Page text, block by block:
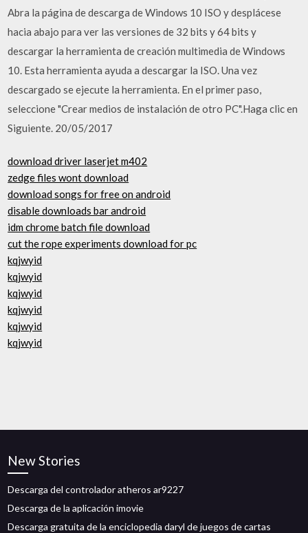
Abra la página de descarga de Windows 10 ISO y desplácese
hacia abajo para ver las versiones de 32 bits y 64 bits y
descargar la herramienta de creación multimedia de Windows
10. Esta herramienta ayuda a descargar la ISO. Una vez
descargado se ejecute la herramienta. En el primer paso,
seleccione "Crear medios de instalación de otro PC".Haga clic en
Siguiente. 20/05/2017
download driver laserjet m402
zedge files wont download
download songs for free on android
disable downloads bar android
idm chrome batch file download
cut the rope experiments download for pc
kqjwyid
kqjwyid
kqjwyid
kqjwyid
kqjwyid
kqjwyid
New Stories
Descarga del controlador atheros ar9227
Descarga de la aplicación imovie
Descarga gratuita de la enciclopedia daryl de juegos de cartas